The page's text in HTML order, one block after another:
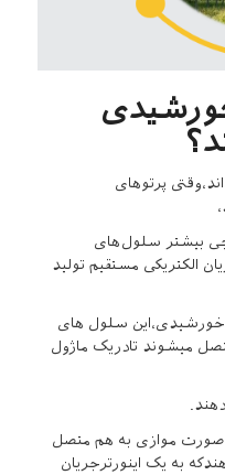
پرتوهای
بیشتر سلول‌های
الکتریکی مستقیم تولید
خورشیدی،این سلول های
میشوند تادریک ماژول
صورت موازی به هم متصل
به یک اینورترجریان